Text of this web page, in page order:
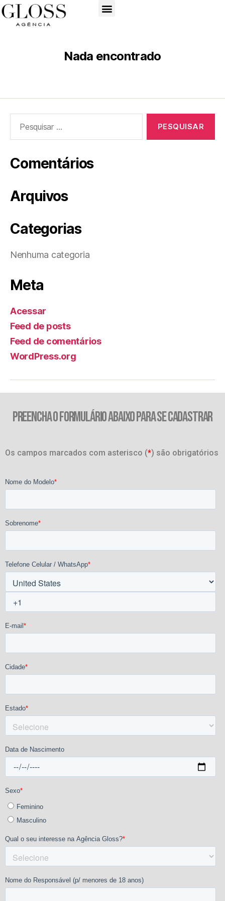
Nada encontrado
Comentários
Arquivos
Categorias
Nenhuma categoria
Meta
Acessar
Feed de posts
Feed de comentários
WordPress.org
PREENCHA O FORMULÁRIO ABAIXO PARA SE CADASTRAR
Os campos marcados com asterisco (*) são obrigatórios